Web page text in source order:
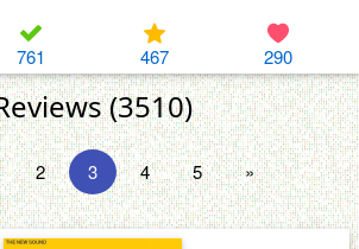
761 467 290
(3510)
2 3 4 5 »